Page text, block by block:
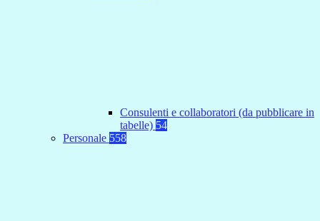
Consulenti e collaboratori (da pubblicare in
tabelle) 54
Personale 558